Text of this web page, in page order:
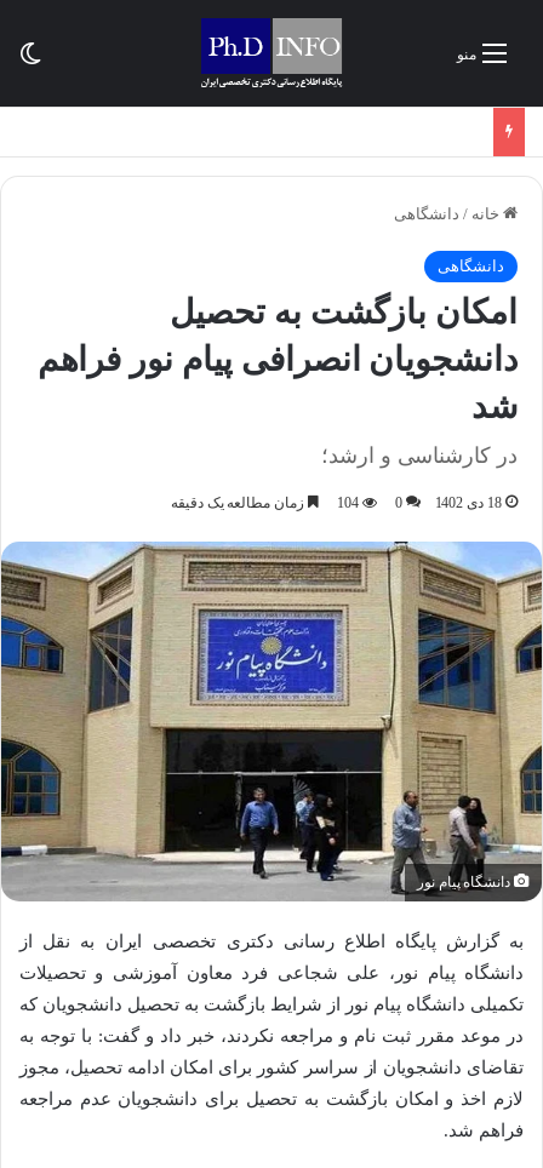
منو
خانه / دانشگاهی
دانشگاهی
امکان بازگشت به تحصیل
دانشجویان انصرافی پیام نور فراهم
شد
در کارشناسی و ارشد؛
18 دی 1402 0
104 زمان مطالعه یک دقیقه
دانشگاه پیام نور
به گزارش پایگاه اطلاع رسانی دکتری تخصصی ایران به نقل از
دانشگاه پیام نور، علی شجاعی فرد معاون آموزشی و تحصیلات
تکمیلی دانشگاه پیام نور از شرایط بازگشت به تحصیل دانشجویان که
در موعد مقرر ثبت نام و مراجعه نکردند، خبر داد و گفت: با توجه به
تقاضای دانشجویان از سراسر کشور برای امکان ادامه تحصیل، مجوز
لازم اخذ و امکان بازگشت به تحصیل برای دانشجویان عدم مراجعه
فراهم شد.